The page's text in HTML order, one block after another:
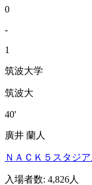
0
-
1
筑波大学
筑波大
40'
廣井 蘭人
ＮＡＣＫ５スタジ
入場者数: 4,826人